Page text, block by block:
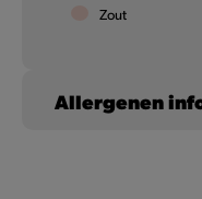
NIEUW
Zout
Allergenen